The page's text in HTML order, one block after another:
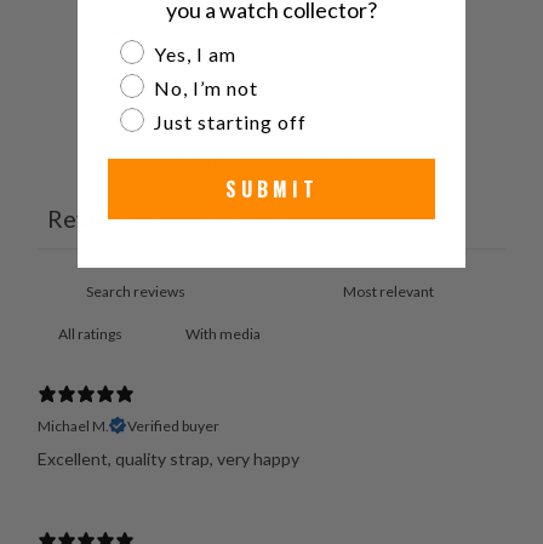
Ask a questionWrite a review
Reviews 6 Questions 0
With media
Michael M. Verified buyer
Excellent, quality strap, very happy
you a watch collector?
Are you a watch collector?
Yes, I am
No, I’m not
Just starting off
SUBMIT